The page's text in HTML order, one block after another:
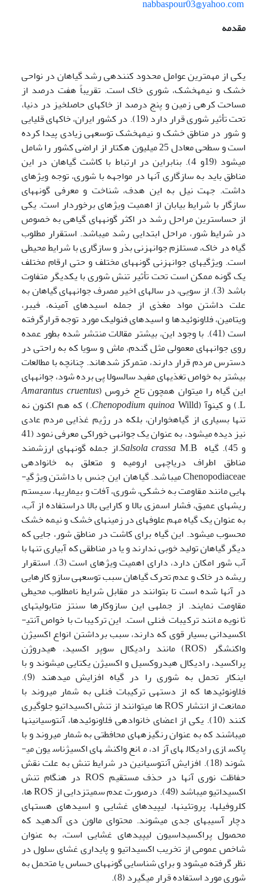
nabbaspour03@yahoo.com
مقدمه
یکی از مهم­ترین عوامل محدود کننده­ی رشد گیاهان در نواحی
خشک و نیمه­خشک، شوری خاک است. تقریباً هفت درصد از
مساحت کره­ی زمین و پنج درصد از خاک­های حاصل­خیز در دنیا،
تحت تأثیر شوری قرار دارد (19). در کشور ایران، خاک­های قلیایی
و شور در مناطق خشک و نیمه­خشک توسعه­ی زیادی پیدا کرده
است و سطحی معادل 25 میلیون هکتار از اراضی کشور را شامل
می­شود (19و 4). بنابراین در ارتباط با کاشت گیاهان در این
مناطق باید به سازگاری آن­ها در مواجهه با شوری، توجه ویژه­ای
داشت. جهت نیل به این هدف، شناخت و معرفی گونه­های
سازگار با شرایط بیابان از اهمیت ویژه­ای برخوردار است. یکی
از حساسترین مراحل رشد در اکثر گونه­های گیاهی به خصوص
در شرایط شور، مراحل ابتدایی رشد می­باشد. استقرار مطلوب
گیاه در خاک، مستلزم جوانه­زنی بذر و سازگاری با شرایط محیطی
است. ویژگی­های جوانه­زنی گونه‍های مختلف و حتی ارقام مختلف
یک گونه ممکن است تحت تأثیر تنش شوری با یکدیگر متفاوت
باشد (3). از سویی، در سال­های اخیر مصرف جوانه­های گیاهان به
علت داشتن مواد مغذی از جمله اسیدهای آمینه، فیبر،
ویتامین، فلاونوئیدها و اسیدهای فنولیک مورد توجه قرارگرفته
است (41). با وجود این، بیشتر مقالات منتشر شده بطور عمده
روی جوانه­های معمولی مثل گندم، ماش و سویا که به راحتی در
دسترس مردم قرار دارند، متمرکز شده­اند. چنانچه با مطالعات
بیشتر به خواص تغذیه­ای مفید سالسولا پی برده شود، جوانه­های
این گیاه را می‍توان همچون تاج خروس (Amarantus cruentus
L.) و کینوآ (
Chenopodium quinoaWilld.) که هم اکنون نه
تنها بسیاری از گیاهخواران، بلکه در رژیم غذایی مردم عادی
نیز دیده می­شود، به عنوان یک جوانه­ی خوراکی معرفی نمود (41
و 45). گیاه
Salsola crassaM.B.از جمله گونه­های ارزشمند
مناطق اطراف دریاچه­ی ارومیه و متعلق به خانواده­ی
Chenopodiaceae می­باشد. گیاهان این جنس با داشتن ویژگی­
هایی مانند مقاومت به خشکی، شوری، آفات و بیماری­ها، سیستم
ریشه­ای عمیق، فشار اسمزی بالا و کارایی بالا دراستفاده از آب،
به عنوان یک گیاه مهم علوفه­ای در زمین­های خشک و نیمه­ خشک
محسوب می­شود. این گیاه برای کاشت در مناطق شور، جایی که
دیگر گیاهان تولید خوبی ندارند و یا در مناطقی که آبیاری تنها با
آب شور امکان دارد، دارای اهمیت ویژه­ای است (3). استقرار
ریشه­ در خاک و عدم تحرک گیاهان سبب توسعه­ی سازو کارهایی
در آن­ها شده است تا بتوانند در مقابل شرایط نامطلوب محیطی
مقاومت نمایند. از جمله­ی این سازوکارها سنتز متابولیت­های
ثانویه مانند ترکیبات فنلی است. این ترکیبات با خواص آنتی­
اکسیدانی بسیار قوی که دارند، سبب برداشتن انواع اکسیژن
واکنشگر (ROS) مانند رادیکال سوپر اکسید، هیدروژن
پراکسید، رادیکال هیدروکسیل و اکسیژن یکتایی می­شوند و با
اینکار تحمل به شوری را در گیاه افزایش می­دهند (9).
فلاونوئیدها که از دسته­ی ترکیبات فنلی به شمار می­روند با
ممانعت از انتشار ROS ها می­توانند از تنش اکسیداتیو جلوگیری
کنند (10). یکی از اعضای خانواده­ی فلاونوئیدها، آنتوسیانین­ها
می­باشند که به عنوان رنگیزه­های محافطتی به شمار می­روند و با
پاکسازی رادیکال­های آزاد، مانع واکنش­های اکسیژناسیون می­
شوند (18). افزایش آنتوسیانین در شرایط تنش به علت نقش
حفاظت نوری آنها در حذف مستقیم ROS در هنگام تنش
اکسیداتیو می­باشد (49). درصورت عدم سمیت­زدایی از ROS ها،
کلروفیل­ها، پروتئین­ها، لیپیدهای غشایی و اسیدهای هسته­ای
دچار آسیب­های جدی می­شوند. محتوای مالون دی آلدهید که
محصول پراکسیداسیون لیپیدهای غشایی است، به عنوان
شاخص عمومی از تخریب اکسیداتیو و پایداری غشای سلول در
نظر گرفته می‍شود و برای شناسایی گونه­های حساس یا متحمل به
شوری مورد استفاده قرار می­گیرد (8).